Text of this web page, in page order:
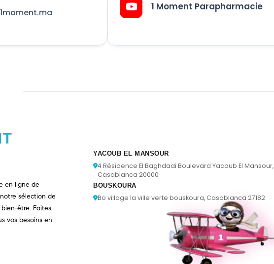
1 Moment Parapharmacie
en ligne de
sélection de
être. Faites
vos besoins en
YACOUB EL MANSOUR
4 Résidence El Baghdadi Boulevard Yacoub El Mansour,
Casablanca 20000
BOUSKOURA
Bo village la ville verte bouskoura, Casablanca 27182